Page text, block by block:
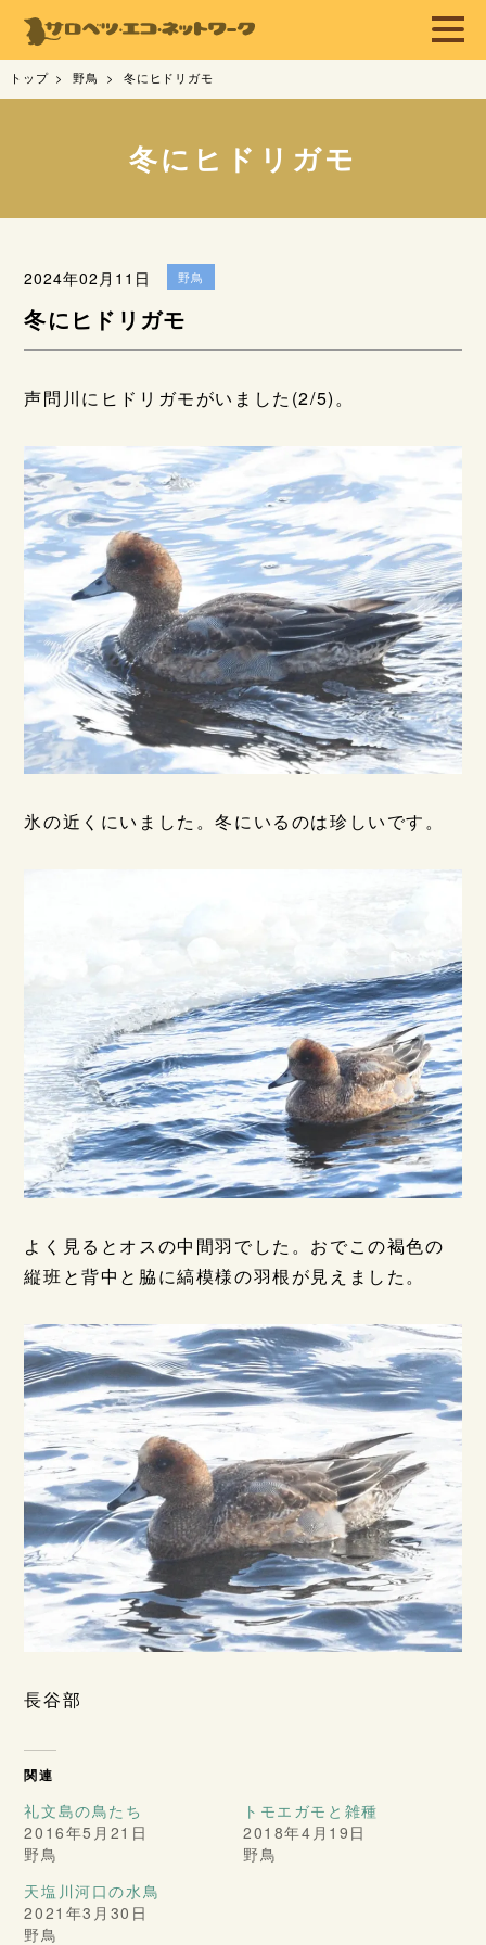
トップ 野鳥 冬にヒドリガモ
冬にヒドリガモ
2024年02月11日 野鳥
冬にヒドリガモ
声問川にヒドリガモがいました(2/5)。
氷の近くにいました。冬にいるのは珍しいです。
よく見るとオスの中間羽でした。おでこの褐色の
縦班と背中と脇に縞模様の羽根が見えました。
長谷部
関連
礼文島の鳥たち
2016年5月21日
野鳥
トモエガモと雑種
2018年4月19日
野鳥
天塩川河口の水鳥
2021年3月30日
野鳥